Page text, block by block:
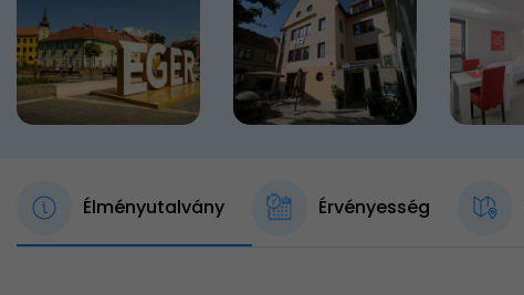
Élményutalvány Érvényesség